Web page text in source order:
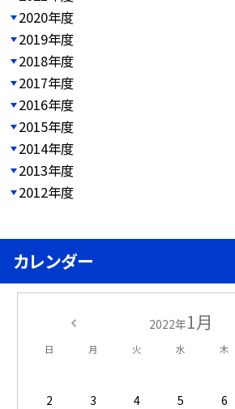
2020年度
2019年度
2018年度
2017年度
2016年度
2015年度
2014年度
2013年度
2012年度
カレンダー
2022年1月
日 月 火 水 木
2
3 4 5 6